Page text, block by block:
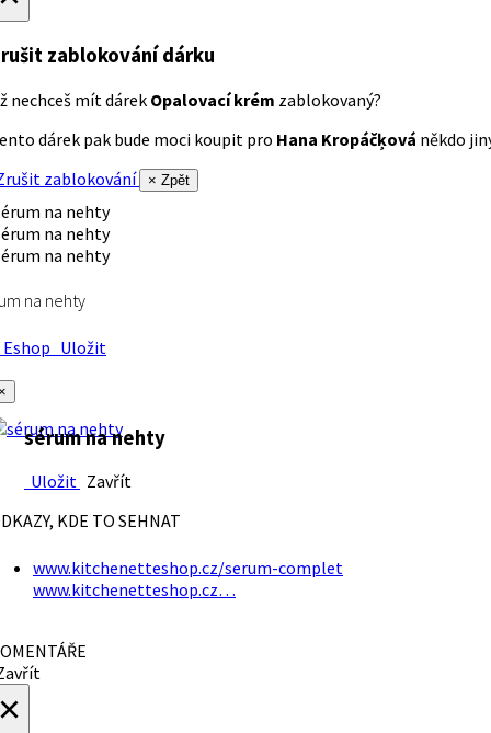
zablokování dárku
nechceš mít dárek Opalovací krém zablokovaný?
dárek pak bude moci koupit pro Hana Kropáčķová někdo
zablokování
× Zpět
na nehty
Uložit
sérum na nehty
Uložit Zavřít
KDE TO SEHNAT
www.kitchenetteshop.cz/serum-complet
www.kitchenetteshop.cz…